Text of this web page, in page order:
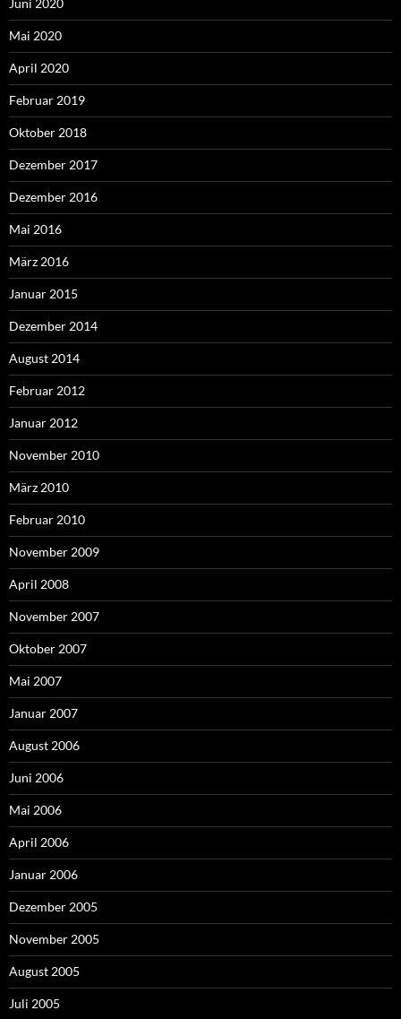
Mai 2020
April 2020
Februar 2019
Oktober 2018
Dezember 2017
Dezember 2016
Mai 2016
März 2016
Januar 2015
Dezember 2014
August 2014
Februar 2012
Januar 2012
November 2010
März 2010
Februar 2010
November 2009
April 2008
November 2007
Oktober 2007
Mai 2007
Januar 2007
August 2006
Juni 2006
Mai 2006
April 2006
Januar 2006
Dezember 2005
November 2005
August 2005
Juli 2005